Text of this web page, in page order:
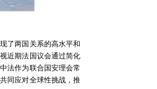
了两国关系的高水平和
近期法国议会通过简化
法作为联合国安理会常
同应对全球性挑战，推